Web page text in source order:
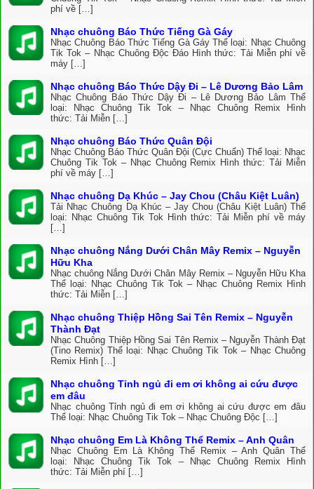
phí về […]
Nhạc chuông Báo Thức Tiếng Gà Gáy
Nhạc Chuông Báo Thức Tiếng Gà Gáy Thể loại: Nhạc Chuông
Tik Tok – Nhạc Chuông Độc Đáo Hình thức: Tải Miễn phí về
máy […]
Nhạc chuông Báo Thức Dậy Đi – Lê Dương Bảo Lâm
Nhạc Chuông Báo Thức Dậy Đi – Lê Dương Bảo Lâm Thể
loại: Nhạc Chuông Tik Tok – Nhạc Chuông Remix Hình
thức: Tải Miễn […]
Nhạc chuông Báo Thức Quân Đội
Nhạc Chuông Báo Thức Quân Đội (Cực Chuẩn) Thể loại: Nhạc
Chuông Tik Tok – Nhạc Chuông Remix Hình thức: Tải Miễn
phí về máy […]
Nhạc chuông Dạ Khúc – Jay Chou (Châu Kiệt Luân)
Tải Nhạc Chuông Dạ Khúc – Jay Chou (Châu Kiệt Luân) Thể
loại: Nhạc Chuông Tik Tok Hình thức: Tải Miễn phí về máy
[…]
Nhạc chuông Nắng Dưới Chân Mây Remix – Nguyễn
Hữu Kha
Nhạc chuông Nắng Dưới Chân Mây Remix – Nguyễn Hữu Kha
Thể loại: Nhạc Chuông Tik Tok – Nhạc Chuông Remix Hình
thức: Tải Miễn […]
Nhạc chuông Thiệp Hồng Sai Tên Remix – Nguyễn
Thành Đạt
Nhạc Chuông Thiệp Hồng Sai Tên Remix – Nguyễn Thành Đạt
(Tino Remix) Thể loại: Nhạc Chuông Tik Tok – Nhạc Chuông
Remix Hình […]
Nhạc chuông Tỉnh ngủ đi em ơi không ai cứu được
em đâu
Nhạc chuông Tỉnh ngủ đi em ơi không ai cứu được em đâu
Thể loại: Nhạc Chuông Tik Tok – Nhạc Chuông Độc […]
Nhạc chuông Em Là Không Thể Remix – Anh Quân
Nhạc Chuông Em Là Không Thể Remix – Anh Quân Thể
loại: Nhạc Chuông Tik Tok – Nhạc Chuông Remix Hình
thức: Tải Miễn phí […]